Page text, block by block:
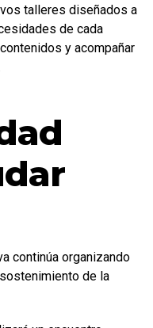
talleres diseñados a
de cada
y acompañar
continúa organizando
de la